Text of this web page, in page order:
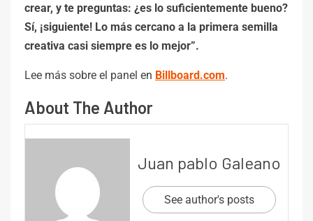
crear, y te preguntas: ¿es lo suficientemente bueno?
Sí, ¡siguiente! Lo más cercano a la primera semilla
creativa casi siempre es lo mejor”.
Lee más sobre el panel en Billboard.com.
About The Author
Juan pablo Galeano
See author's posts